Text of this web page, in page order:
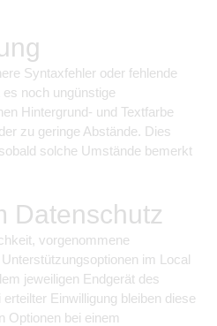
Syntaxfehler oder fehlende
noch ungünstige
Hintergrund- und Textfarbe
zu geringe Abstände. Dies
solche Umstände bemerkt
Datenschutz
vorgenommene
im Local
jeweiligen Endgerät des
Einwilligung bleiben diese
Optionen bei einem